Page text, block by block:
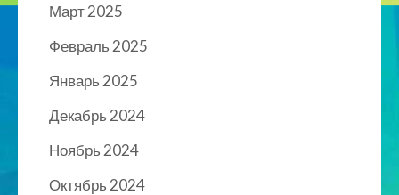
Март 2025
Февраль 2025
Январь 2025
Декабрь 2024
Ноябрь 2024
Октябрь 2024